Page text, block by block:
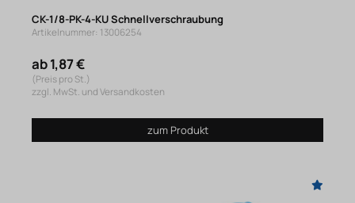
CK-1/8-PK-4-KU Schnellverschraubung
Artikelnummer: 13006254
ab 1,87 €
(Preis pro St.)
zzgl. MwSt. und Versandkosten
zum Produkt